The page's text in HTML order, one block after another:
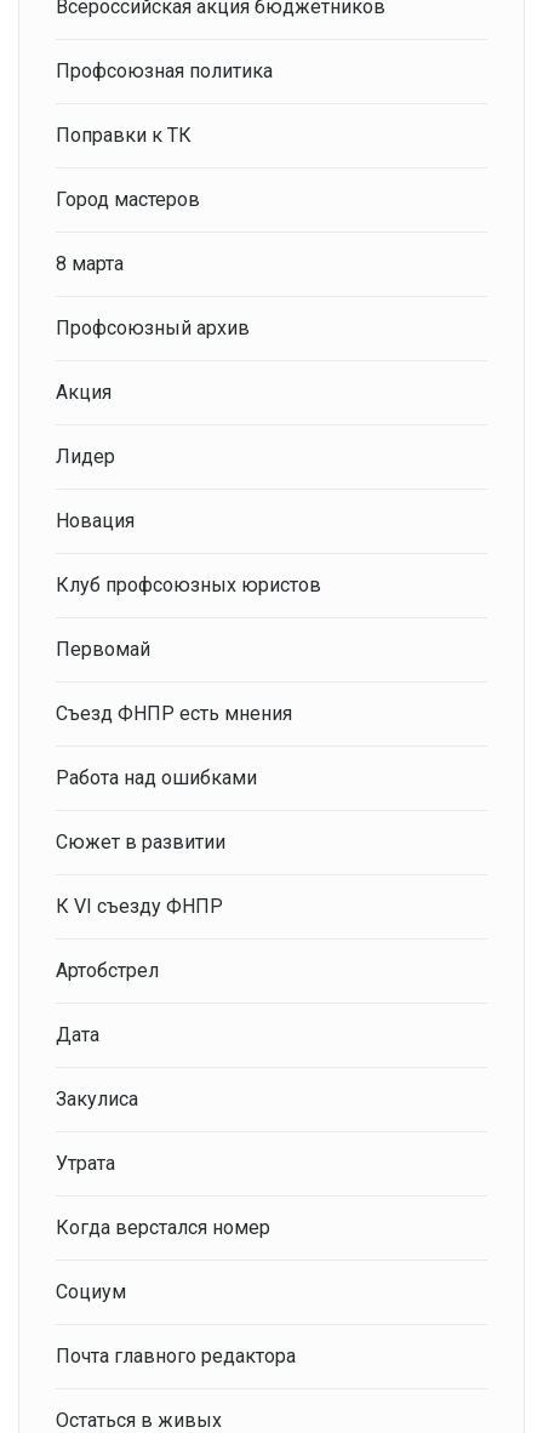
Всероссийская акция бюджетников
Профсоюзная политика
Поправки к ТК
Город мастеров
8 марта
Профсоюзный архив
Акция
Лидер
Новация
Клуб профсоюзных юристов
Первомай
Съезд ФНПР есть мнения
Работа над ошибками
Сюжет в развитии
К VI съезду ФНПР
Артобстрел
Дата
Закулиса
Утрата
Когда верстался номер
Социум
Почта главного редактора
Остаться в живых